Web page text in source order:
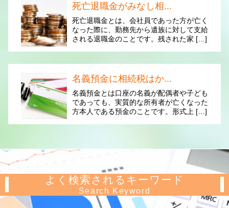
死亡退職金がみなし相...
死亡退職金とは、会社員であった方が亡く
なった際に、勤務先から遺族に対して支給
される退職金のことです。残された家 […]
名義預金に相続税はか...
名義預金とは口座の名義が配偶者や子ども
であっても、実質的な所有者が亡くなった
方本人である預金のことです。形式上 […]
よく検索されるキーワード
Search Keyword